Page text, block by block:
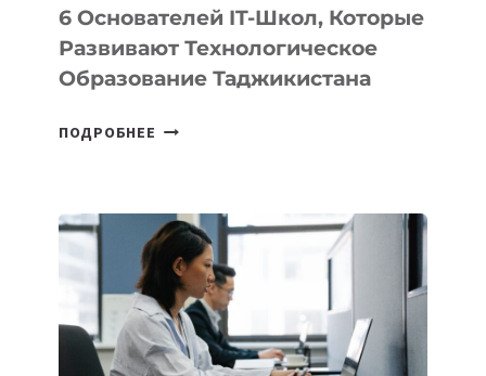
6 Основателей IT-Школ, Которые
Развивают Технологическое
Образование Таджикистана
ПОДРОБНЕЕ
КОТОРЫЕ
РАЗВИВАЮТ
ТЕХНОЛОГИЧЕСКОЕ
ОБРАЗОВАНИЕ
ТАДЖИКИСТАНА